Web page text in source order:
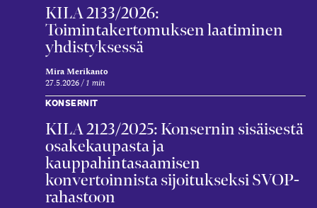
KILA 2133/2026:
Toimintakertomuksen laatiminen
yhdistyksessä
Mira Merikanto
27.5.2026 1 min
KONSERNIT
KILA 2123/2025: Konsernin sisäisestä
osakekaupasta ja
kauppahintasaamisen
konvertoinnista sijoitukseksi SVOP-
rahastoon